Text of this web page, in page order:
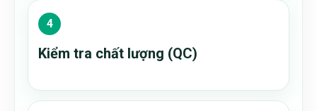
Kiểm tra chất lượng (QC)